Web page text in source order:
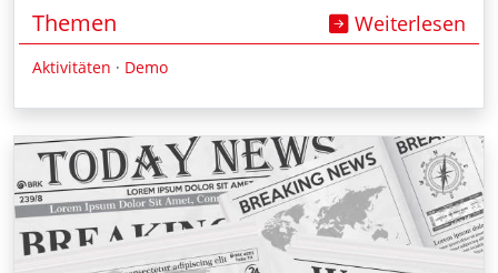
Themen Weiterlesen
Aktivitäten · Demo